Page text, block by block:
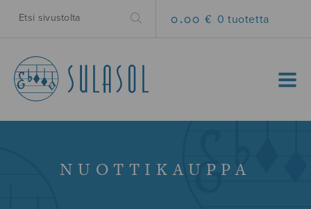
0.00 € 0 tuotetta
MENU
NUOTTIKAUPPA